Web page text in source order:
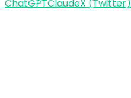
ChatGPTClaudeX (Twitter)